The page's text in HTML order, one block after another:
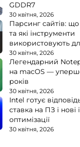
GDDR7
30 квітня, 2026
Парсинг сайтів:
та які інструменти
використовують
30 квітня, 2026
Легендарний
на macOS —
років
30 квітня, 2026
Intel готує
ставка на ПЗ і нові
оптимізації
30 квітня, 2026